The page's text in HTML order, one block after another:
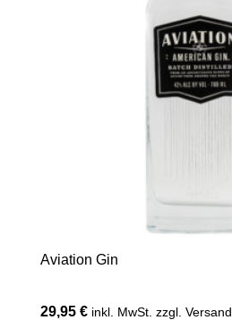
Aviation Gin
29,95 € inkl. MwSt. zzgl. Versand